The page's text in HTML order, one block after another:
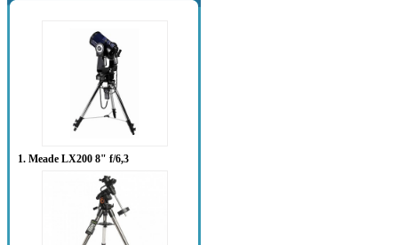
1. Meade LX200 8" f/6,3